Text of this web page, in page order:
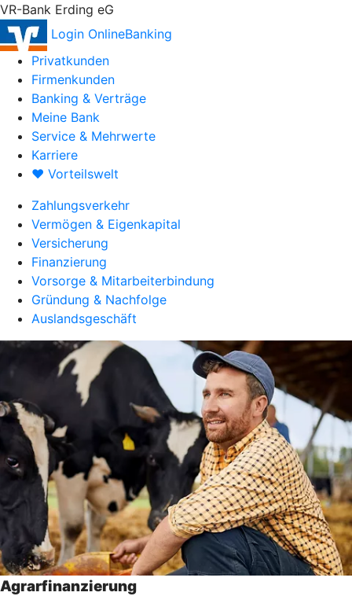
VR-Bank Erding eG
Login OnlineBanking
Privatkunden
Firmenkunden
Banking & Verträge
Meine Bank
Service & Mehrwerte
Karriere
♥ Vorteilswelt
Zahlungsverkehr
Vermögen & Eigenkapital
Versicherung
Finanzierung
Vorsorge & Mitarbeiterbindung
Gründung & Nachfolge
Auslandsgeschäft
Agrarfinanzierung